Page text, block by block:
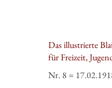
Das illustrierte
für Freizeit,
Nr. 8 =